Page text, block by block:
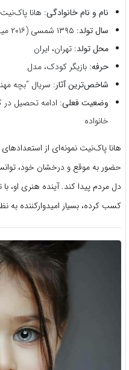
نام و نام خانوادگی: هانا پاک‌نیت
سال تولد:
محل تولد: تهران، ایران
حرفه: بازیگر کودک، مدل
شاخص‌ترین آثار: سریال “بچه
وضعیت فعلی: ادامه تحصیل
خانواده
هانا پاک‌نیت نمونه‌ای از
حضور به موقع و درخشان خود،
دل مردم پیدا کند. آینده هنری او،
کسب کرده، بسیار امیدوارکننده به